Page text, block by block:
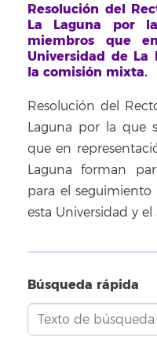
Resolución del
La Laguna por
miembros que
Universidad de
la comisión mixta.
Resolución del
Laguna por la que
que en
Laguna forman
para el
esta Universidad y
Búsqueda rápida